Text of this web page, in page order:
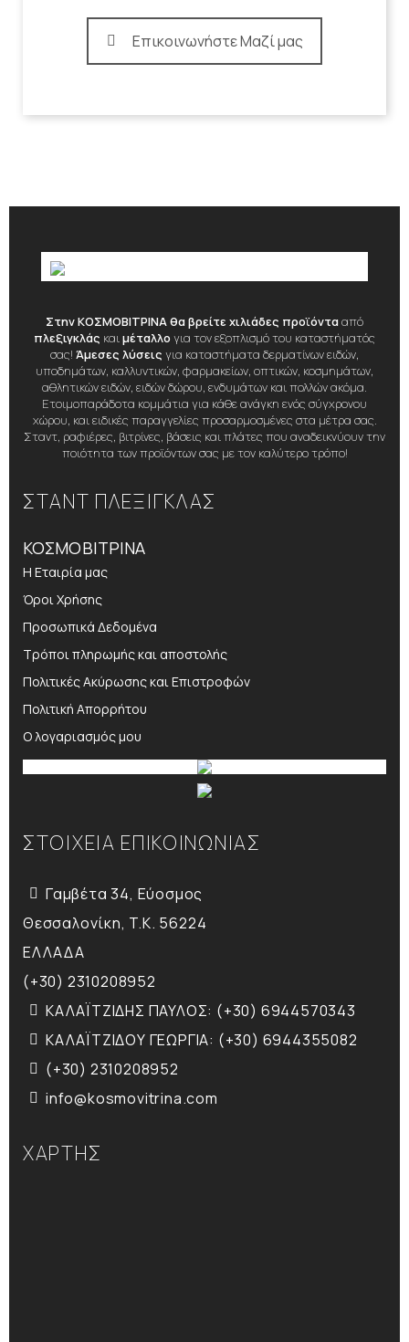
Επικοινωνήστε Μαζί μας
Στην ΚΟΣΜΟΒΙΤΡΙΝΑ θα βρείτε χιλιάδες προϊόντααπό
πλεξιγκλάς καιμέταλλο για τον εξοπλισμό του καταστήματός
σας! Άμεσες λύσεις για καταστήματα δερματίνων ειδών,
υποδημάτων, καλλυντικών, φαρμακείων, οπτικών, κοσμημάτων,
αθλητικών ειδών, ειδών δώρου, ενδυμάτων και πολλών ακόμα.
Ετοιμοπαράδοτα κομμάτια για κάθε ανάγκη ενός σύγχρονου
χώρου, και ειδικές παραγγελίες προσαρμοσμένες στα μέτρα σας.
Σταντ, ραφιέρες, βιτρίνες, βάσεις και πλάτες που αναδεικνύουν την
ποιότητα των προϊόντων σας με τον καλύτερο τρόπο!
ΣΤΑΝΤ ΠΛΕΞΙΓΚΛΑΣ
ΚΟΣΜΟΒΙΤΡΙΝΑ
Η Εταιρία μας
Όροι Χρήσης
Προσωπικά Δεδομένα
Τρόποι πληρωμής και αποστολής
Πολιτικές Ακύρωσης και Επιστροφών
Πολιτική Απορρήτου
Ο λογαριασμός μου
ΣΤΟΙΧΕΙΑ ΕΠΙΚΟΙΝΩΝΙΑΣ
Γαμβέτα 34, Εύοσμος
Θεσσαλονίκη, T.K. 56224
ΕΛΛΑΔΑ
(+30) 2310208952
ΚΑΛΑΪΤΖΙΔΗΣ ΠΑΥΛΟΣ: (+30) 6944570343
ΚΑΛΑΪΤΖΙΔΟΥ ΓΕΩΡΓΙΑ: (+30) 6944355082
(+30) 2310208952
info@kosmovitrina.com
ΧΑΡΤΗΣ